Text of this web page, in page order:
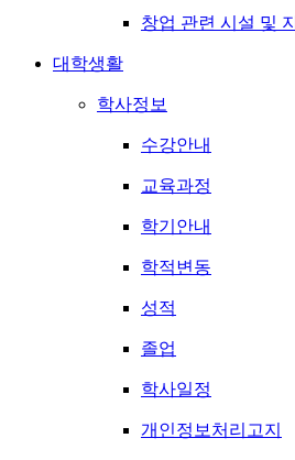
창업 관련 시설 및
대학생활
학사정보
수강안내
교육과정
학기안내
학적변동
성적
졸업
학사일정
개인정보처리고지